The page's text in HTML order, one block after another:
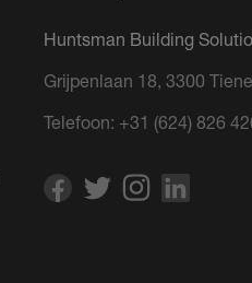
Huntsman Building
Grijpenlaan 18, 3300
Telefoon: +31 (624) 826